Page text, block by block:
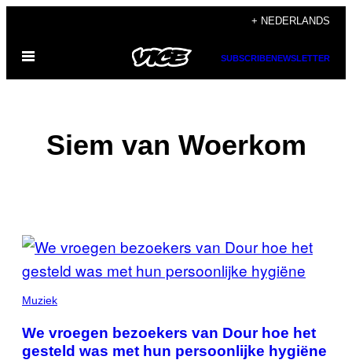
de
+ NEDERLANDS
Open
SUBSCRIBENEWSLETTER
Siem van Woerkom
POSTS
BY
THIS
AUTHOR
Muziek
We vroegen bezoekers van Dour hoe het
gesteld was met hun persoonlijke hygiëne